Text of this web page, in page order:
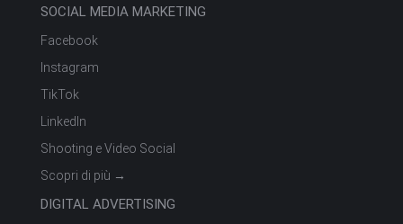
SOCIAL MEDIA MARKETING
Facebook
Instagram
TikTok
LinkedIn
Shooting e Video Social
Scopri di più →
DIGITAL ADVERTISING